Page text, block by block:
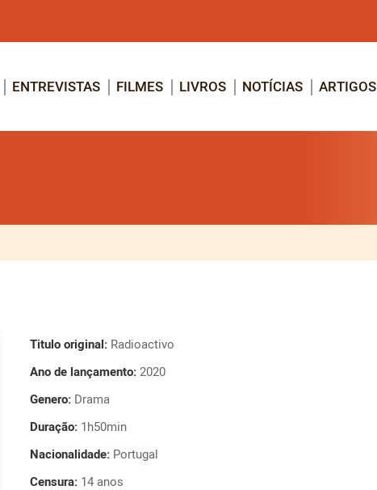
ENTREVISTAS FILMES LIVROS NOTÍCIAS ARTIGOS
Titulo original: Radioactivo
Ano de lançamento: 2020
Genero: Drama
Duração: 1h50min
Nacionalidade: Portugal
Censura: 14 anos